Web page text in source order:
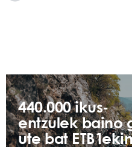
440.000 ikus-
entzulek baino
ute bat ETB1ekin